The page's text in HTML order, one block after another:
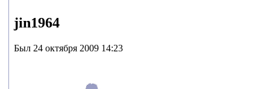
jin1964
Был 24 октября 2009 14:23